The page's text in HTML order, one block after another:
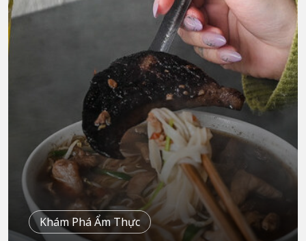
Khám Phá Ẩm Thực